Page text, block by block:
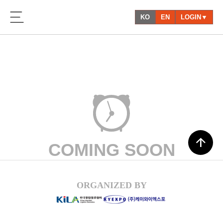
KO EN LOGIN▼
COMING SOON arrow_upward
ORGANIZED BY